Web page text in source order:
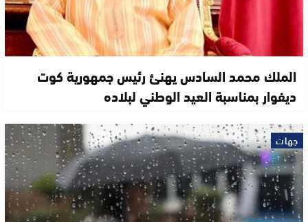
الملك محمد السادس يهنئ رئيس جمهورية كوت
ديفوار بمناسبة العيد الوطني لبلاده
جهات